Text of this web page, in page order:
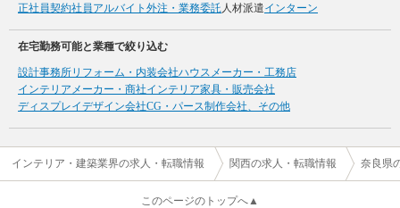
正社員契約社員アルバイト 外注・業務委託人材派遣インターン
在宅勤務可能と業種で絞り込む
設計事務所リフォーム・内装会社ハウスメーカー・工務店
インテリアメーカー・商社インテリア家具・販売会社
ディスプレイデザイン会社CG・パース制作会社、その他
インテリア・建築業界の求人・転職情報 関西の求人・転職情報 奈良県
このページのトップへ▲